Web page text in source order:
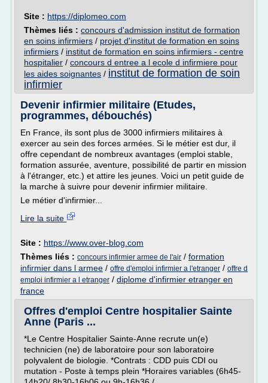
Site : https://diplomeo.com
Thèmes liés : concours d'admission institut de formation
en soins infirmiers / projet d'institut de formation en soins
infirmiers / institut de formation en soins infirmiers - centre
hospitalier / concours d entree a l ecole d infirmiere pour
les aides soignantes / institut de formation de soin
infirmier
Devenir infirmier militaire (Etudes,
programmes, débouchés)
En France, ils sont plus de 3000 infirmiers militaires à
exercer au sein des forces armées. Si le métier est dur, il
offre cependant de nombreux avantages (emploi stable,
formation assurée, aventure, possibilité de partir en mission
à l'étranger, etc.) et attire les jeunes. Voici un petit guide de
la marche à suivre pour devenir infirmier militaire.
Le métier d'infirmier...
Lire la suite
Site : https://www.over-blog.com
Thèmes liés : concours infirmier armee de l'air / formation
infirmier dans l armee / offre d'emploi infirmier a l'etranger / offre d
emploi infirmier a l etranger / diplome d'infirmier etranger en
france
Offres d'emploi Centre hospitalier Sainte
Anne (Paris ...
*Le Centre Hospitalier Sainte-Anne recrute un(e)
technicien (ne) de laboratoire pour son laboratoire
polyvalent de biologie. *Contrats : CDD puis CDI ou
mutation - Poste à temps plein *Horaires variables (6h45-